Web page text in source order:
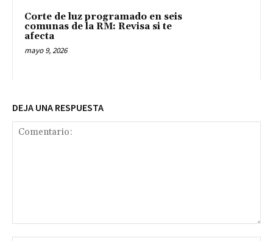
Corte de luz programado en seis
comunas de la RM: Revisa si te
afecta
mayo 9, 2026
DEJA UNA RESPUESTA